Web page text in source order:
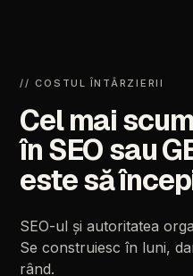
// COSTUL ÎNTÂRZIERII
Celmai
înSEOsau
estesă
SEO-ul și autoritatea
Se construiesc în luni,
rând.